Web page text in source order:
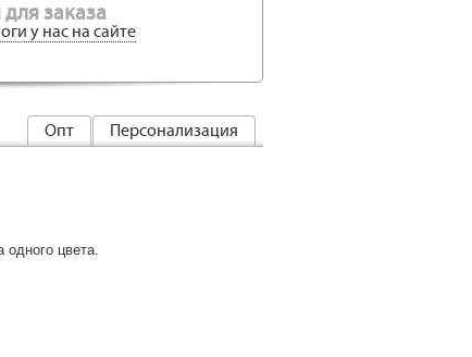
заказа
у нас на сайте
Персонализация
Опт
одного цвета.